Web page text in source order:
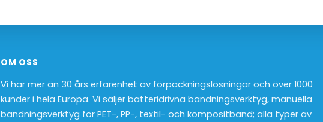
OM OSS
Vi har mer än 30 års erfarenhet av förpackningslösningar och över 1000
kunder i hela Europa. Vi säljer batteridrivna bandningsverktyg, manuella
bandningsverktyg för PET-, PP-, textil- och kompositband; alla typer av